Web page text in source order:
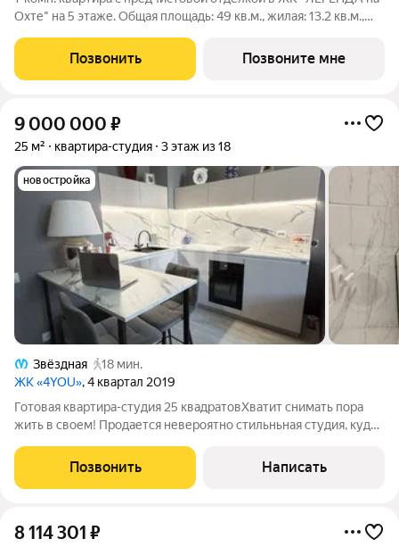
Охте" на 5 этаже. Общая площадь: 49 кв.м., жилая: 13.2 кв.м.,
выходят на одну сторону. В квартире один раздельный
санузел. Высота
Позвонить Позвоните мне
9 000 000 ₽
25 м² квартира-студия 3 этаж из 18
новостройка
Звёздная
18 мин.
ЖК «4YOU», 4 квартал 2019
Готовая квартира-студия 25 квадратовХватит снимать пора
жить в своем! Продается невероятно стильньная студия, куда
абсолютный move-in ready. Шикарный ремонт , чтобы вы
экономили сотни тысяч рублей и
Позвонить Написать
8 114 301 ₽